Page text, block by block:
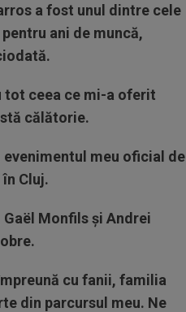
a fost unul dintre cele
ani de muncă,
tot ceea ce mi-a oferit
călătorie.
meu oficial de
Cluj.
Monfils și Andrei
cu fanii, familia
din parcursul meu. Ne